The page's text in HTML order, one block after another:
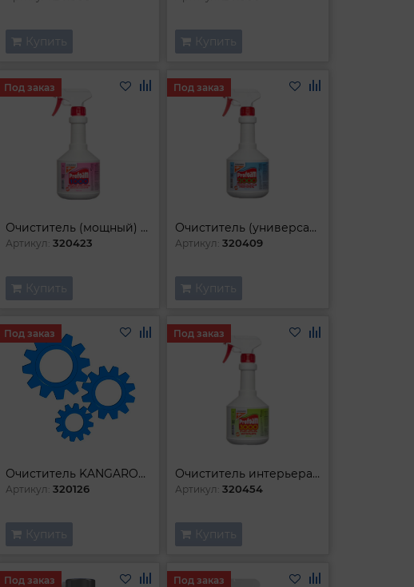
Купить Купить
Очиститель (мощный) Profoam 1000 (600ml)
Артикул:320423
Под заказ
Купить
Очиститель (универсальный) Profoam 2000 (600ml)
Артикул:320409
Под заказ
Купить
Очиститель KANGAROO стекол (500ml)
Артикул:320126
Под заказ
Купить
Очиститель интерьера Profoam 3000 (600ml)
Артикул:320454
Под заказ
Купить
Под заказ Под заказ